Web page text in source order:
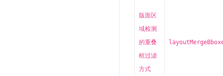
版面区
域检测
的重叠
框过滤
方式